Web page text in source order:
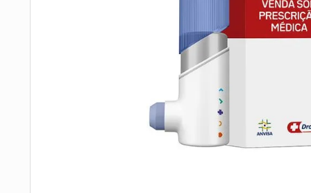
esmalte